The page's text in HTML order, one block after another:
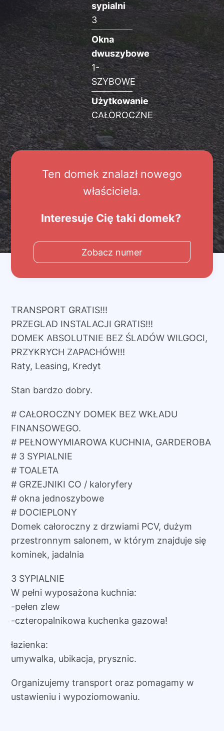
Ten domek znalazł nowego
właściciela.
Interesuje Cię taki domek?
Zobacz numer
sypialni
3
Okna
dwuszybowe
1-
SZYBOWE
Użytkowanie
CAŁOROCZNE
TRANSPORT GRATIS!!!
PRZEGLAD INSTALACJI GRATIS!!!
DOMEK ABSOLUTNIE BEZ ŚLADÓW WILGOCI,
PRZYKRYCH ZAPACHÓW!!!
Raty, Leasing, Kredyt
Stan bardzo dobry.
# CAŁOROCZNY DOMEK BEZ WKŁADU
FINANSOWEGO.
# PEŁNOWYMIAROWA KUCHNIA, GARDEROBA
# 3 SYPIALNIE
# TOALETA
# GRZEJNIKI CO / kaloryfery
# okna jednoszybowe
# DOCIEPLONY
Domek całoroczny z drzwiami PCV, dużym
przestronnym salonem, w którym znajduje się
kominek, jadalnia
3 SYPIALNIE
W pełni wyposażona kuchnia:
-pełen zlew
-czteropalnikowa kuchenka gazowa!
łazienka:
umywalka, ubikacja, prysznic.
Organizujemy transport oraz pomagamy w
ustawieniu i wypoziomowaniu.